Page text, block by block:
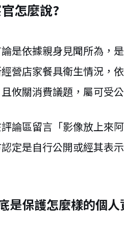
怎麼說?
是依據親身見聞所為，
營店家餐具衛生情況，
攸關消費議題，屬可受
論區留言「影像放上來
定是自行公開或經其表
是保護怎麼樣的個人